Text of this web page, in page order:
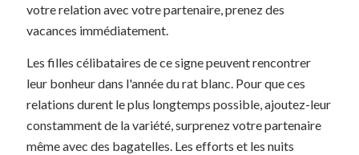
votre relation avec votre partenaire, prenez des
vacances immédiatement.
Les filles célibataires de ce signe peuvent rencontrer
leur bonheur dans l'année du rat blanc. Pour que ces
relations durent le plus longtemps possible, ajoutez-leur
constamment de la variété, surprenez votre partenaire
même avec des bagatelles. Les efforts et les nuits